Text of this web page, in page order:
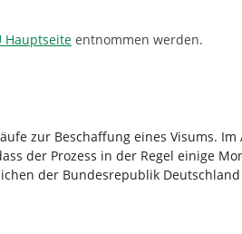
Hauptseite entnommen werden.
zur Beschaffung eines Visums.
der Prozess in der Regel einige
der Bundesrepublik